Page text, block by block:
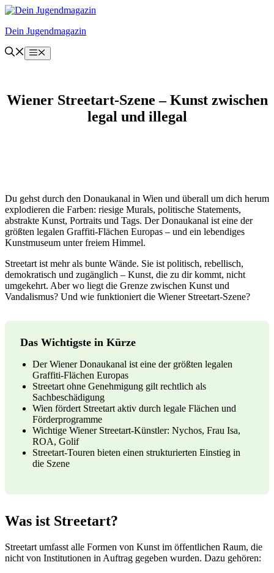
Zum
springen
Dein Jugendmagazin
Menü
Wiener Streetart-Szene – Kunst zwischen
legal und illegal
Du gehst durch den Donaukanal in Wien und überall um dich herum
explodieren die Farben: riesige Murals, politische Statements,
abstrakte Kunst, Portraits und Tags. Der Donaukanal ist eine der
größten legalen Graffiti-Flächen Europas – und ein lebendiges
Kunstmuseum unter freiem Himmel.
Streetart ist mehr als bunte Wände. Sie ist politisch, rebellisch,
demokratisch und zugänglich – Kunst, die zu dir kommt, nicht
umgekehrt. Aber wo liegt die Grenze zwischen Kunst und
Vandalismus? Und wie funktioniert die Wiener Streetart-Szene?
Das Wichtigste in Kürze
Der Wiener Donaukanal ist eine der größten legalen
Graffiti-Flächen Europas
Streetart ohne Genehmigung gilt rechtlich als
Sachbeschädigung
Wien fördert Streetart aktiv durch legale Flächen und
Förderprogramme
Wichtige Wiener Streetart-Künstler: Nychos, Frau Isa,
ROA, Golif
Streetart-Touren bieten einen strukturierten Einstieg in
die Szene
Was ist Streetart?
Streetart umfasst alle Formen von Kunst im öffentlichen Raum, die
nicht von Institutionen in Auftrag gegeben wurden. Dazu gehören: